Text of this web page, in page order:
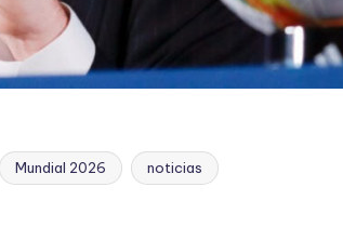
Mundial 2026 noticias